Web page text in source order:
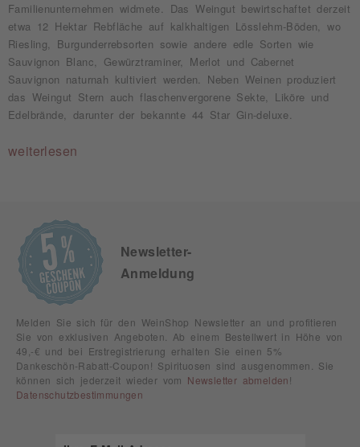
Familienunternehmen widmete. Das Weingut bewirtschaftet derzeit
etwa 12 Hektar Rebfläche auf kalkhaltigen Lösslehm-Böden, wo
Riesling, Burgunderrebsorten sowie andere edle Sorten wie
Sauvignon Blanc, Gewürztraminer, Merlot und Cabernet
Sauvignon naturnah kultiviert werden. Neben Weinen produziert
das Weingut Stern auch flaschenvergorene Sekte, Liköre und
Edelbrände, darunter der bekannte 44 Star Gin-deluxe.
weiterlesen
Newsletter-
Anmeldung
Melden Sie sich für den WeinShop Newsletter an und profitieren
Sie von exklusiven Angeboten. Ab einem Bestellwert in Höhe von
49,-€ und bei Erstregistrierung erhalten Sie einen 5%
Dankeschön-Rabatt-Coupon! Spirituosen sind ausgenommen. Sie
können sich jederzeit wieder vom Newsletter abmelden !
Datenschutzbestimmungen